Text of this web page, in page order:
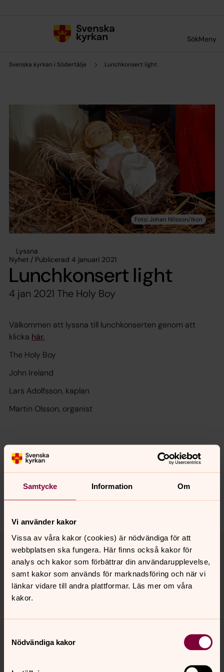
Samtycke Information Om
Vi använder kakor
Vissa av våra kakor (cookies) är nödvändiga för att
webbplatsen ska fungera. Här finns också kakor för
analys och kakor som förbättrar din användarupplevelse,
samt kakor som används för marknadsföring och när vi
länkar vidare till andra plattformar. Läs mer om våra
kakor.
Nödvändiga kakor
SökMeny
Svenska kyrkan i Södertälje Lunchkonsert light
Lyssna
Nyhet / Publicerad 4 januari 2021
Lunchkonsert light
4 jan 2021 The Holy Boy
Välkommen att lyssna till lunchkonserten genom att
klicka här.
The Holy Boy
John Ireland
Lars Adolfsson, kaplan
Martin Olsson, organist
Synpunkter eller frågor på sidans
innehåll?
sodertalje.pastorat@svenskakyrkan.se
Dela
Tillbaka till toppen
Tillbaka till innehållet
Kontakt